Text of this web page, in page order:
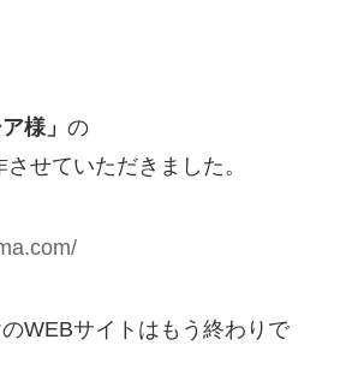
様」 の
せていただきました。
WEBサイトはもう終わりで